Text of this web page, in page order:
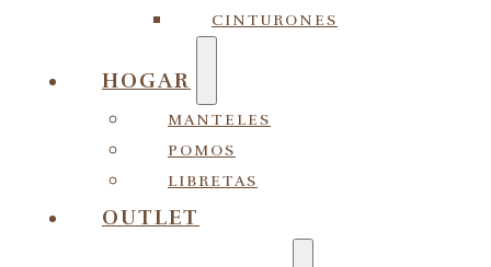
CINTURONES
HOGAR
MANTELES
POMOS
LIBRETAS
OUTLET